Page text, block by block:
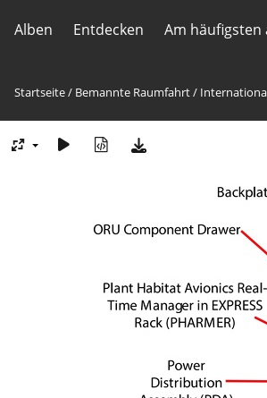
Alben Entdecken Am häufigsten
Startseite/ Bemannte Raumfahrt/